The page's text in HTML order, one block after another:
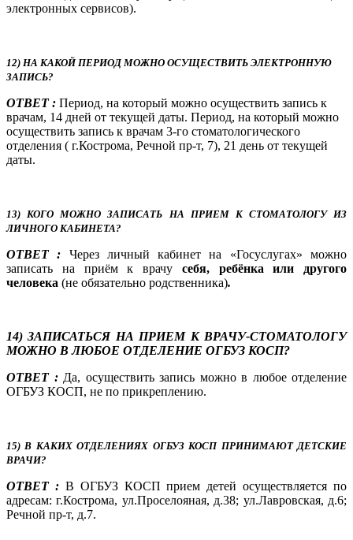
электронных сервисов).
12) НА КАКОЙ ПЕРИОД МОЖНО ОСУЩЕСТВИТЬ ЭЛЕКТРОННУЮ
ЗАПИСЬ?
ОТВЕТ : Период, на который можно осуществить запись к
врачам, 14 дней от текущей даты. Период, на который можно
осуществить запись к врачам 3-го стоматологического
отделения ( г.Кострома, Речной пр-т, 7), 21 день от текущей
даты.
13) КОГО МОЖНО ЗАПИСАТЬ НА ПРИЕМ К СТОМАТОЛОГУ ИЗ
ЛИЧНОГО КАБИНЕТА?
ОТВЕТ : Через личный кабинет на «Госуслугах» можно
записать на приём к врачу себя, ребёнка или другого
человека (не обязательно родственника).
14) ЗАПИСАТЬСЯ НА ПРИЕМ К ВРАЧУ-СТОМАТОЛОГУ
МОЖНО В ЛЮБОЕ ОТДЕЛЕНИЕ ОГБУЗ КОСП?
ОТВЕТ : Да, осуществить запись можно в любое отделение
ОГБУЗ КОСП, не по прикреплению.
15) В КАКИХ ОТДЕЛЕНИЯХ ОГБУЗ КОСП ПРИНИМАЮТ ДЕТСКИЕ
ВРАЧИ?
ОТВЕТ : В ОГБУЗ КОСП прием детей осуществляется по
адресам: г.Кострома, ул.Проселояная, д.38; ул.Лавровская, д.6;
Речной пр-т, д.7.